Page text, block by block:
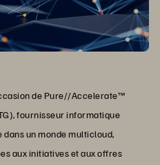
de Pure//Accelerate™
fournisseur informatique
un monde multicloud,
aux initiatives et aux offres